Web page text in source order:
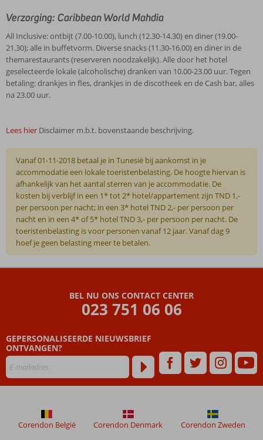
Verzorging: Caribbean World Mahdia
All Inclusive: ontbijt (7.00-10.00), lunch (12.30-14.30) en diner (19.00-
21.30); alle in buffetvorm. Diverse snacks (11.30-16.00) en diner in de
themarestaurants (reserveren noodzakelijk). Alle door het hotel
geselecteerde lokale (alcoholische) dranken van 10.00-23.00 uur. Tegen
betaling: drankjes in fles, drankjes in de discotheek en de Cash bar, alles
na 23.00 uur.
Lees hier Disclaimer m.b.t. bovenstaande beschrijving.
Vanaf 01-11-2018 betaal je in Tunesië bij aankomst in je
accommodatie een lokale toeristenbelasting. De hoogte hiervan is
afhankelijk van het aantal sterren van je accommodatie. De
kosten bij verblijf in een 1* tot 2* hotel/appartement zijn TND 1,-
per persoon per nacht; in een 3* hotel TND 2,- per persoon per
nacht en in een 4* of 5* hotel TND 3,- per persoon per nacht. De
toeristenbelasting is voor personen vanaf 12 jaar. Vanaf dag 9
hoef je geen belasting meer te betalen.
na
hun
verblijf
in
BEL NU ONS CONTACT CENTER
023 751 06 06
GEPERSONALISEERDE NIEUWSBRIEF
ONTVANGEN?
Corendon België Corendon Denmark Corendon Zweden